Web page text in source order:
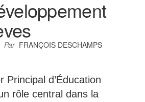
Par FRANÇOIS DESCHAMPS
Principal d’Éducation
rôle central dans la